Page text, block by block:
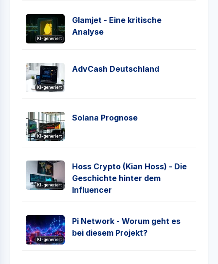
KI-generiert
Glamjet - Eine kritische
Analyse
KI-generiert
AdvCash Deutschland
KI-generiert
Solana Prognose
KI-generiert
Hoss Crypto (Kian Hoss) - Die
Geschichte hinter dem
Influencer
KI-generiert
Pi Network - Worum geht es
bei diesem Projekt?